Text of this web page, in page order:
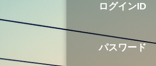
ログインID
パスワード